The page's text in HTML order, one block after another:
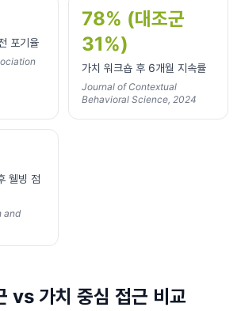
포기율
78% (대조군
31%)
가치 워크숍 후 6개월 지속률
Journal of Contextual
Behavioral Science, 2024
웰빙 점
and
vs 가치 중심 접근 비교